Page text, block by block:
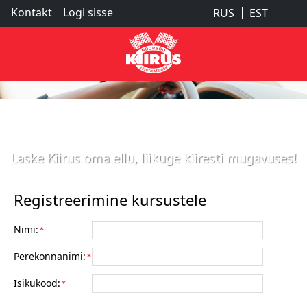
Kontakt Logi sisse RUS EST
Laske Kiirus oma ellu, liikuge kiiresti mugavuses!
Registreerimine kursustele
Nimi: *
Perekonnanimi: *
Isikukood: *